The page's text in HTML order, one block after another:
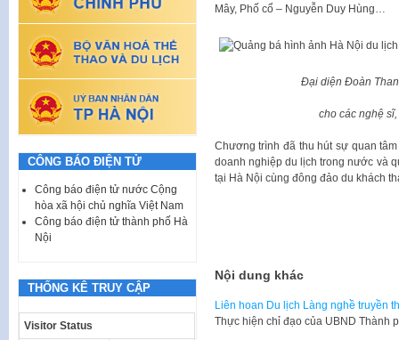
Mây, Phố cổ – Nguyễn Duy Hùng…
Đại diện Đoàn
cho các nghệ
​Chương trình đã thu hút sự quan
doanh nghiệp du lịch trong nước và
tại Hà Nội cùng đông đảo du khách
Nội dung khác
Liên hoan Du lịch Làng nghề truyền
​Thực hiện chỉ đạo của UBND Thành
CÔNG BÁO ĐIỆN TỬ
Công báo điện tử nước Cộng
hòa xã hội chủ nghĩa Việt Nam
Công báo điện tử thành phố Hà
Nội
THỐNG KÊ TRUY CẬP
Visitor Status